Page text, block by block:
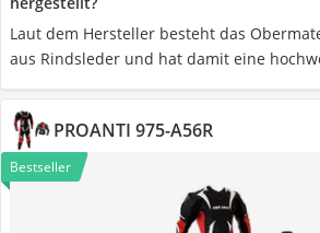
Laut dem Hersteller besteht das
aus Rindsleder und hat damit eine
PROANTI 975-A56R
Bestseller